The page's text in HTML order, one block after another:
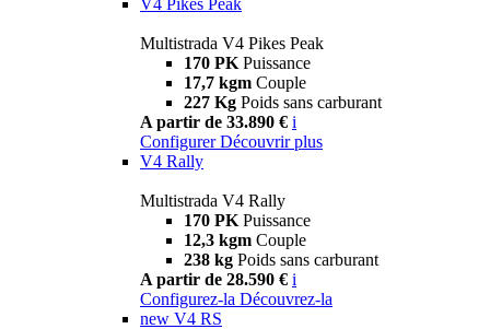
Multistrada V4 Pikes Peak
170 PK Puissance
17,7 kgm Couple
227 Kg Poids sans carburant
A partir de 33.890 € i
Configurer Découvrir plus
V4 Rally
Multistrada V4 Rally
170 PK Puissance
12,3 kgm Couple
238 kg Poids sans carburant
A partir de 28.590 € i
Configurez-la Découvrez-la
new V4 RS